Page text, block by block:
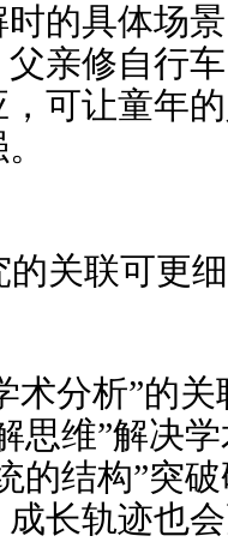
的具体场
亲修自行
可让童年
关联可更
术分析”的
思维”解决
的结构”突
长轨迹也